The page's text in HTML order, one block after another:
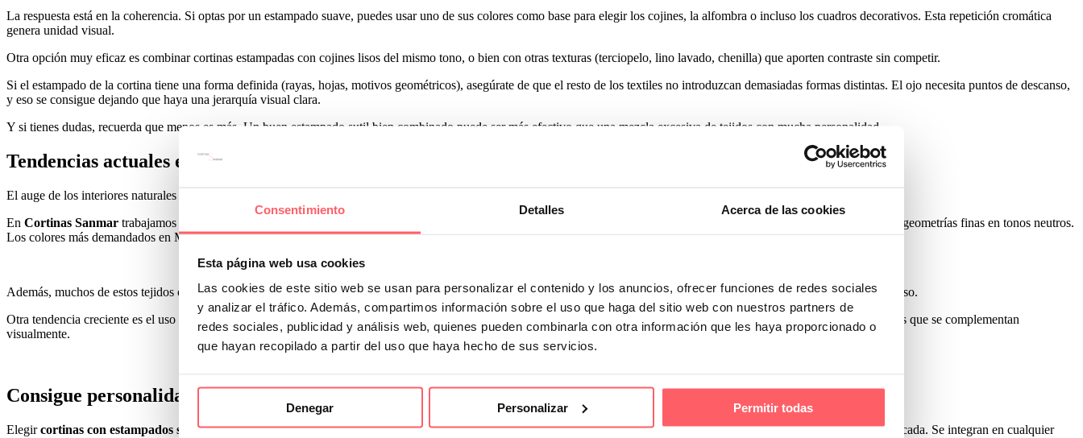
Consentimiento Detalles Acerca de las cookies
Esta página web usa cookies
Las cookies de este sitio web se usan para personalizar el contenido y los anuncios, ofrecer funciones de redes sociales
y analizar el tráfico. Además, compartimos información sobre el uso que haga del sitio web con nuestros partners de
redes sociales, publicidad y análisis web, quienes pueden combinarla con otra información que les haya proporcionado o
que hayan recopilado a partir del uso que haya hecho de sus servicios.
Denegar Personalizar Permitir todas
La respuesta está en la coherencia. Si optas por un estampado suave, puedes usar uno de sus colores como base para elegir los cojines, la alfombra o incluso los cuadros decorativos. Esta repetición cromática
genera unidad visual.
Otra opción muy eficaz es combinar cortinas estampadas con cojines lisos del mismo tono, o bien con otras texturas (terciopelo, lino lavado, chenilla) que aporten contraste sin competir.
Si el estampado de la cortina tiene una forma definida (rayas, hojas, motivos geométricos), asegúrate de que el resto de los textiles no introduzcan demasiadas formas distintas. El ojo necesita puntos de descanso,
y eso se consigue dejando que haya una jerarquía visual clara.
Y si tienes dudas, recuerda que menos es más. Un buen estampado sutil bien combinado puede ser más efectivo que una mezcla excesiva de tejidos con mucha personalidad.
Tendencias actuales en tejidos con estampados suaves
El auge de los interiores naturales y sostenibles ha traído consigo una nueva generación de estampados que apuestan por la elegancia serena.
En Cortinas Sanmar trabajamos con tejidos que siguen estas tendencias: visillos con textura tipo lino, rayas tenues casi texturales, motivos florales inspirados en la naturaleza o geometrías finas en tonos neutros.
Los colores más demandados en Madrid son el blanco roto, gris perla, arena, piedra y tonos tierra suaves.
Además, muchos de estos tejidos combinan diseño con tecnología: son lavables, resistentes al sol y con caídas fluidas que realzan el efecto del estampado sin deformarlo con el uso.
Otra tendencia creciente es el uso de estampados suaves en composiciones dobles: cortinas + estores, o cortinas + visillos. Esto permite modular la luz y combinar distintos tejidos que se complementan
visualmente.
Consigue personalidad sin ruido visual
Elegircortinas con estampados sutileses una forma inteligente de dar carácter al espacio sin saturarlo. Permiten jugar con la luz, el color y la textura de forma delicada y sofisticada. Se integran en cualquier